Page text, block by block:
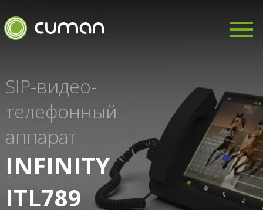
SIP-видео-
телефонный
аппарат
INFINITY
ITL789